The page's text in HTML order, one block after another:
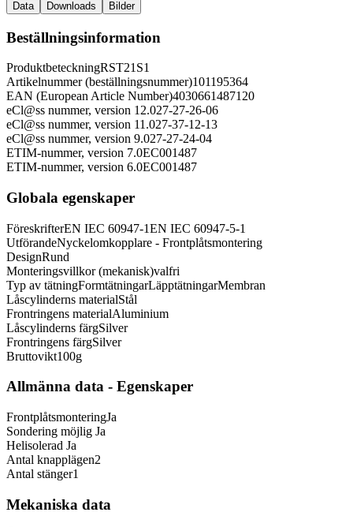
Data
Downloads Bilder
Beställningsinformation
ProduktbeteckningRST21S1
Artikelnummer (beställningsnummer)101195364
EAN (European Article Number)4030661487120
eCl@ss nummer, version 12.027-27-26-06
eCl@ss nummer, version 11.027-37-12-13
eCl@ss nummer, version 9.027-27-24-04
ETIM-nummer, version 7.0EC001487
ETIM-nummer, version 6.0EC001487
Globala egenskaper
FöreskrifterEN IEC 60947-1EN IEC 60947-5-1
UtförandeNyckelomkopplare - Frontplåtsmontering
DesignRund
Monteringsvillkor (mekanisk)valfri
Typ av tätningFormtätningarLäpptätningarMembran
Låscylinderns materialStål
Frontringens materialAluminium
Låscylinderns färgSilver
Frontringens färgSilver
Bruttovikt100g
Allmänna data - Egenskaper
FrontplåtsmonteringJa
Sondering möjlig Ja
Helisolerad Ja
Antal knapplägen2
Antal stänger1
Mekaniska data